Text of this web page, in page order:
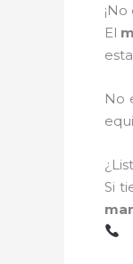
El
No
Si